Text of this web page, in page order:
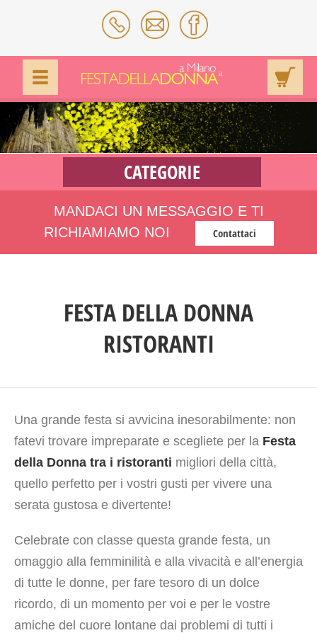
CATEGORIE
MANDACI UN MESSAGGIO E TI
RICHIAMIAMO NOI
Contattaci
FESTA DELLA DONNA
RISTORANTI
Una grande festa si avvicina inesorabilmente: non
fatevi trovare impreparate e scegliete per la Festa
della Donna tra i ristoranti migliori della città,
quello perfetto per i vostri gusti per vivere una
serata gustosa e divertente!
Celebrate con classe questa grande festa, un
omaggio alla femminilità e alla vivacità e all’energia
di tutte le donne, per fare tesoro di un dolce
ricordo, di un momento per voi e per le vostre
amiche del cuore lontane dai problemi di tutti i